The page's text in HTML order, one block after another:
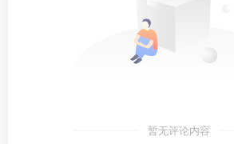
暂无评论内容